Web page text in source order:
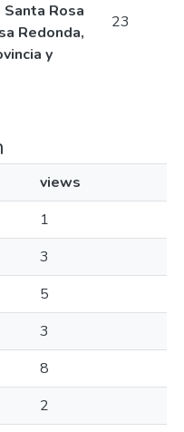
Rosa
Redonda,
y
23
views
1
3
5
3
8
2